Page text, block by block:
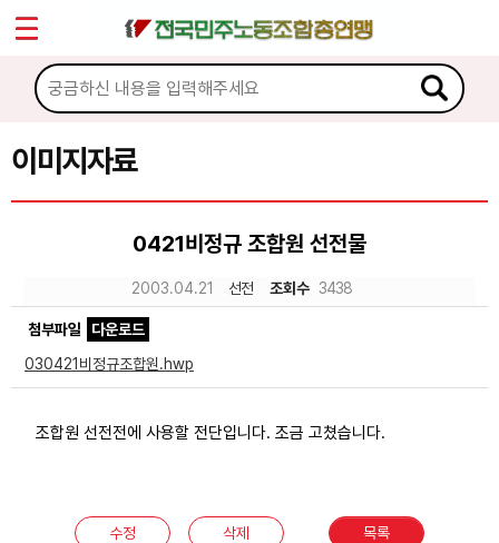
이미지자료
0421비정규 조합원 선전물
2003.04.21 선전 조회수 3438
첨부파일
다운로드
030421비정규조합원.hwp
조합원 선전전에 사용할 전단입니다. 조금 고쳤습니다.
수정 삭제 목록
마이페이지
소개
소식
문서자료
미디어자료
부설기관
Sketchbook5, 스케치북5
Sketchbook5, 스케치북5